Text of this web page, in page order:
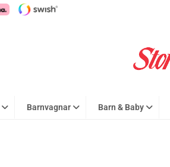
Barnvagnar Barn & Baby